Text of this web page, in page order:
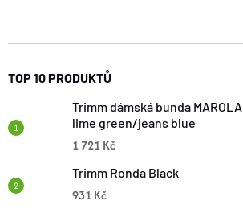
TOP 10 PRODUKTŮ
Trimm dámská bunda MAROLA
lime green/jeans blue
1 721 Kč
Trimm Ronda Black
931 Kč